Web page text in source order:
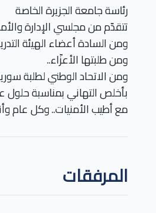
رئاسة جامعة الجزيرة الخاصة
تتقدّم من مجلسي الإدارة
ومن السادة أعضاء الهيئة
ومن طلبتها الأعزّاء..
ومن الاتحاد الوطني لطلبة
بأخلص التهاني بمناسبة حلول
مع أطيب الأمنيات.. وكل عام
المرفقات